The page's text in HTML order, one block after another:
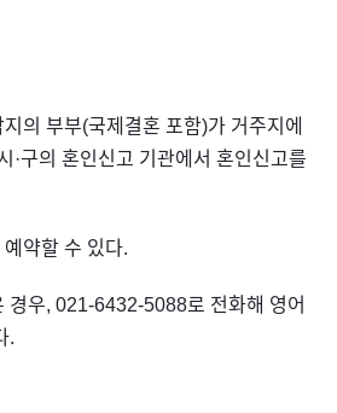
의 부부(국제결혼 포함)가 거주지에
·구의 혼인신고 기관에서 혼인신고를
약할 수 있다.
경우, 021-6432-5088로 전화해 영어
.